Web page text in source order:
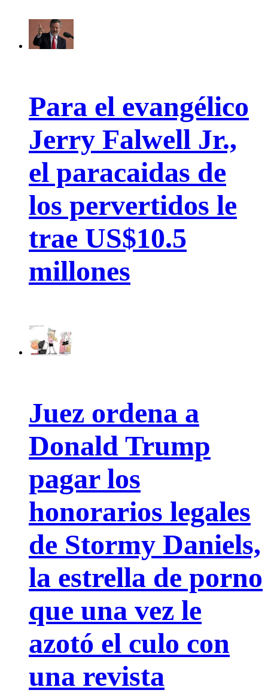
Para el evangélico
Jerry Falwell Jr.,
el paracaidas de
los pervertidos le
trae US$10.5
millones
Juez ordena a
Donald Trump
pagar los
honorarios legales
de Stormy Daniels,
la estrella de porno
que una vez le
azotó el culo con
una revista